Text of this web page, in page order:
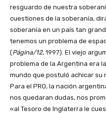
resguardo de nuestra
cuestiones de la soberanía,
soberanía en un país tan
tenemos un problema de
(Página/12, 1997). El viejo
problema de la Argentina era
mundo que postuló achicar su
Para el PRO, la nación
nos quedaran dudas, nos
«al Tesoro de Inglaterra le